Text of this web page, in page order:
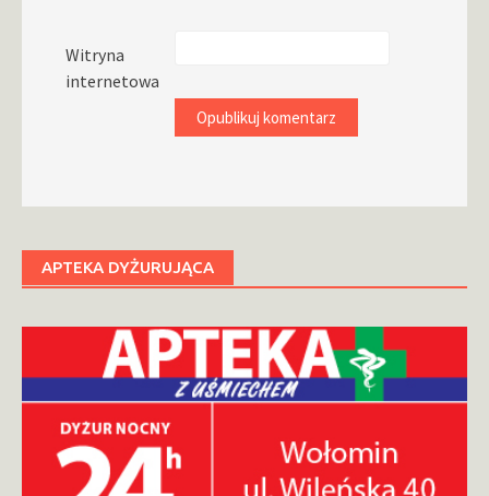
Witryna
internetowa
APTEKA DYŻURUJĄCA